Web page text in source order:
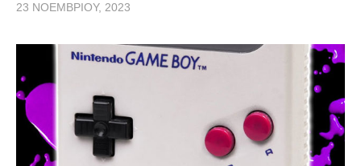
23 ΝΟΕΜΒΡΊΟΥ, 2023